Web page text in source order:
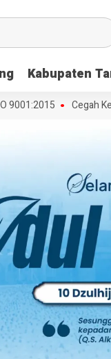
Kabupaten
Cegah